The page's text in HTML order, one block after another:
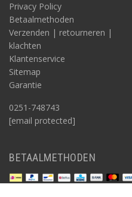
Privacy Policy
Betaalmethoden
Verzenden | retourneren |
klachten
Klantenservice
Sitemap
Garantie
0251-748743
[email protected]
BETAALMETHODEN